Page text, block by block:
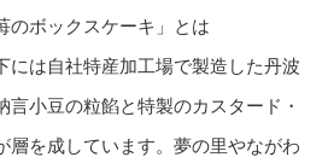
のボックスケーキ」とは
には自社特産加工場で製造した丹波
言小豆の粒餡と特製のカスタード・
層を成しています。夢の里やながわ